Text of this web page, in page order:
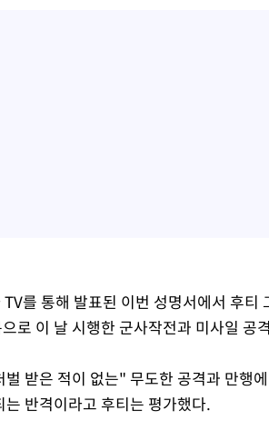
를 통해 발표된 이번 성명서에서 후티
로 이 날 시행한 군사작전과 미사일 공
받은 적이 없는" 무도한 공격과 만행
반격이라고 후티는 평가했다.